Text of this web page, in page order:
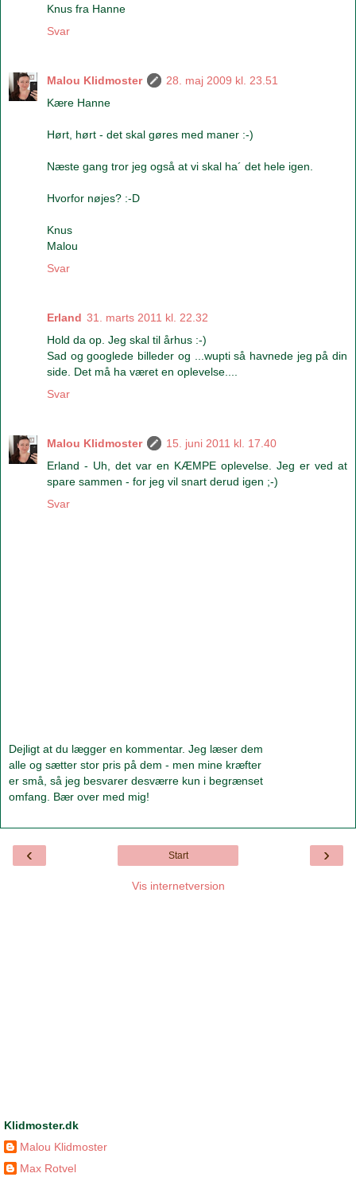
Knus fra Hanne
Svar
Malou Klidmoster
28. maj 2009 kl. 23.51
Kære Hanne
Hørt, hørt - det skal gøres med maner :-)
Næste gang tror jeg også at vi skal ha´ det hele igen.
Hvorfor nøjes? :-D
Knus
Malou
Svar
Erland 31. marts 2011 kl. 22.32
Hold da op. Jeg skal til århus :-)
Sad og googlede billeder og ...wupti så havnede jeg på din
side. Det må ha været en oplevelse....
Svar
Malou Klidmoster
15. juni 2011 kl. 17.40
Erland - Uh, det var en KÆMPE oplevelse. Jeg er ved at
spare sammen - for jeg vil snart derud igen ;-)
Svar
Dejligt at du lægger en kommentar. Jeg læser dem
alle og sætter stor pris på dem - men mine kræfter
er små, så jeg besvarer desværre kun i begrænset
omfang. Bær over med mig!
‹ ›
Start
Vis internetversion
Klidmoster.dk
Malou Klidmoster
Max Rotvel